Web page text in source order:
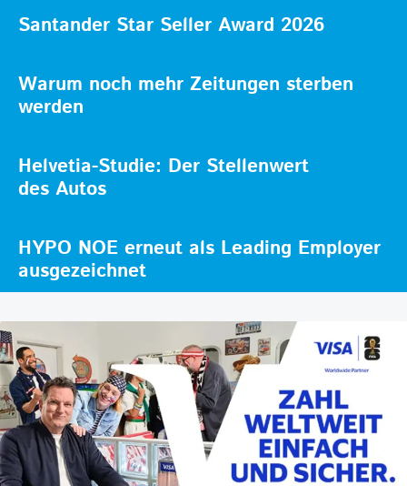
Santander Star Seller Award 2026
Warum noch mehr Zeitungen sterben
werden
Helvetia-Studie: Der Stellenwert
des Autos
HYPO NOE erneut als Leading Employer
ausgezeichnet